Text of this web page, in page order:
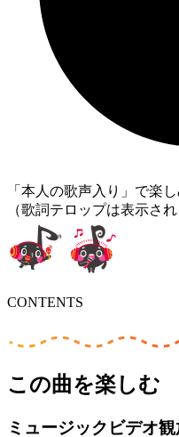
「本人の歌声入り」で楽
（歌詞テロップは表示され
CONTENTS
この曲を楽しむ
ミュージックビデオ